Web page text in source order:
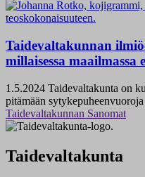
Taidevaltakunnan
millaisessa maailmassa
1.5.2024 Taidevaltakunta on
pitämään
Taidevaltakunnan Sanomat
Taidevaltakunta